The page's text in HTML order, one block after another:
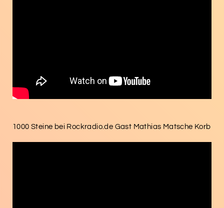
1000 Steine bei Rockradio.de Gast Mathias Matsche Korb